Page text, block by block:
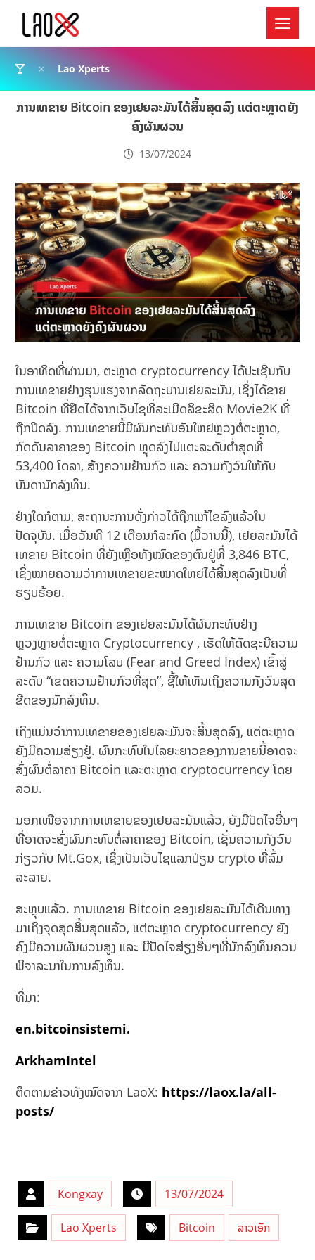
Lao Xperts
ການເທຂາຍ Bitcoin ຂອງເຢຍລະມັນໄດ້ສິ້ນສຸດລົງ ແຕ່ຕະຫຼາດຍັງ
ຄົງຜັນຜວນ
13/07/2024
ໃນອາທິດທີ່ຜ່ານມາ, ຕະຫຼາດ cryptocurrency ໄດ້ປະເຊີນກັບ
ການເທຂາຍຢ່າງຮຸນແຮງຈາກລັດຖະບານເຢຍລະມັນ, ເຊິ່ງໄດ້ຂາຍ
Bitcoin ທີ່ຢຶດໄດ້ຈາກເວັບໄຊທີ່ລະເມີດລິຂະສິດ Movie2K ທີ່
ຖືກປິດລົງ. ການເທຂາຍນີ້ມີຜົນກະທົບອັນໃຫຍ່ຫຼວງຕໍ່ຕະຫຼາດ,
ກົດດັນລາຄາຂອງ Bitcoin ຫຼຸດລົງໄປແຕະລະດັບຕໍ່າສຸດທີ່
53,400 ໂດລາ, ສ້າງຄວາມຢ້ານກົວ ແລະ ຄວາມກັງວົນໃຫ້ກັບ
ບັນດານັກລົງທຶນ.
ຢ່າງໃດກໍຕາມ, ສະຖານະການດັ່ງກ່າວໄດ້ຖືກແກ້ໄຂລົງແລ້ວໃນ
ປັດຈຸບັນ. ເມື່ອວັນທີ 12 ເດືອນກໍລະກົດ (ມື້ວານນີ້), ເຢຍລະມັນໄດ້
ເທຂາຍ Bitcoin ທີ່ຍັງເຫຼືອທັງໝົດຂອງຕົນຢູ່ທີ່ 3,846 BTC,
ເຊິ່ງໝາຍຄວາມວ່າການເທຂາຍຂະໜາດໃຫຍ່ໄດ້ສິ້ນສຸດລົງເປັນທີ່
ຮຽບຮ້ອຍ.
ການເທຂາຍ Bitcoin ຂອງເຢຍລະມັນໄດ້ຜົນກະທົບຢ່າງ
ຫຼວງຫຼາຍຕໍ່ຕະຫຼາດ Cryptocurrency , ເຮັດໃຫ້ດັດຊະນີຄວາມ
ຢ້ານກົວ ແລະ ຄວາມໂລບ (Fear and Greed Index) ເຂົ້າສູ່
ລະດັບ “ເຂດຄວາມຢ້ານກົວທີ່ສຸດ”, ຊີ້ໃຫ້ເຫັນເຖິງຄວາມກັງວົນສຸດ
ຂີດຂອງນັກລົງທຶນ.
ເຖິງແມ່ນວ່າການເທຂາຍຂອງເຢຍລະມັນຈະສິ້ນສຸດລົງ, ແຕ່ຕະຫຼາດ
ຍັງມີຄວາມສ່ຽງຢູ່. ຜົນກະທົບໃນໄລຍະຍາວຂອງການຂາຍນີ້ອາດຈະ
ສົ່ງຜົນຕໍ່ລາຄາ Bitcoin ແລະຕະຫຼາດ cryptocurrency ໂດຍ
ລວມ.
ນອກເໜືອຈາກການເທຂາຍຂອງເຢຍລະມັນແລ້ວ, ຍັງມີປັດໄຈອື່ນໆ
ທີ່ອາດຈະສົ່ງຜົນກະທົບຕໍ່ລາຄາຂອງ Bitcoin, ເຊັ່ນຄວາມກັງວົນ
ກ່ຽວກັບ Mt.Gox, ເຊິ່ງເປັນເວັບໄຊແລກປ່ຽນ crypto ທີ່ລົ້ມ
ລະລາຍ.
ສະຫຼຸບແລ້ວ. ການເທຂາຍ Bitcoin ຂອງເຢຍລະມັນໄດ້ເດີນທາງ
ມາເຖິງຈຸດສຸດສິ້ນສຸດແລ້ວ, ແຕ່ຕະຫຼາດ cryptocurrency ຍັງ
ຄົງມີຄວາມຜັນຜວນສູງ ແລະ ມີປັດໄຈສ່ຽງອື່ນໆທີ່ນັກລົງທຶນຄວນ
ພິຈາລະນາໃນການລົງທຶນ.
ທີ່ມາ:
en.bitcoinsistemi.
ArkhamIntel
ຕິດຕາມຂ່າວທັງໝົດຈາກ LaoX: https://laox.la/all-
posts/
Kongxay 13/07/2024
Lao Xperts Bitcoin ລາວເອັກ